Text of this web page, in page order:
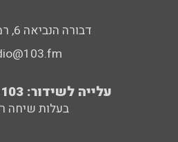
דבורה הנביאה 6, רמת השרון
עלייה לשידור: 0552-103-103
בעלות שיחה